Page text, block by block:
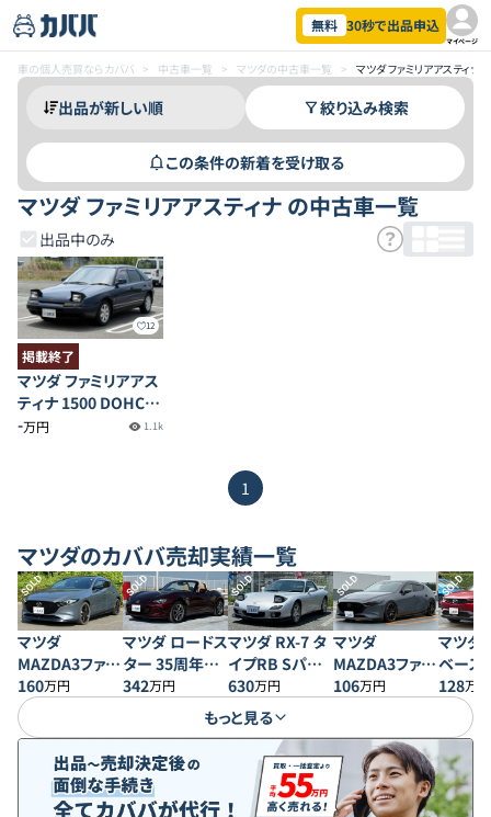
無料 30秒で出品申込
マイページ
車の個人売買ならカババ > 中古車一覧 > マツダの中古車一覧 > マツダ ファミリアアスティ
絞り込み検索
この条件の新着を受け取る
マツダ ファミリアアスティナ の中古車一覧
出品中のみ
12
掲載終了
マツダ ファミリアアス
ティナ 1500 DOHC
5MT
-万円 1.1k
1
マツダのカババ売却実績一覧
SOLD
マツダ
MAZDA3ファス
トバック 20S プ
ロアクティブ
160万円
SOLD
マツダ ロードス
ター 35周年記
念車
342万円
SOLD
マツダ RX-7 タ
イプRB Sパッ
ケージ
630万円
SOLD
マツダ
MAZDA3ファス
トバック XD バ
106万円
SOLD
マツダ
ベース
128万円
もっと見る